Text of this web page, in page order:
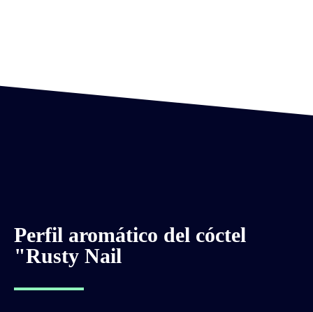
Perfil aromático del cóctel
"Rusty Nail